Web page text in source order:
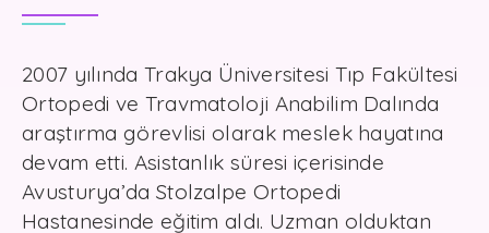
2007 yılında Trakya Üniversitesi Tıp Fakültesi
Ortopedi ve Travmatoloji Anabilim Dalında
araştırma görevlisi olarak meslek hayatına
devam etti. Asistanlık süresi içerisinde
Avusturya’da Stolzalpe Ortopedi
Hastanesinde eğitim aldı. Uzman olduktan